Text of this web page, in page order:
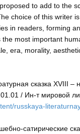
to add to the
choice of this writer
in readers, forming
most important
era, morality,
сказка XVIII
/ Ин-т мировой
russkaya-
сатирические